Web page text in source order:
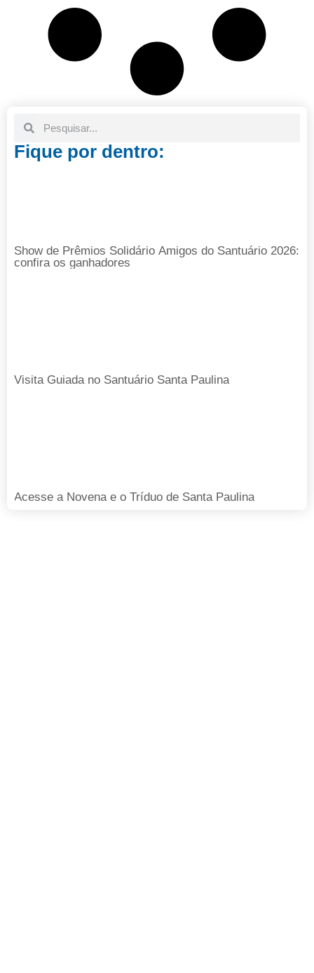
Fique por dentro:
Show de Prêmios Solidário Amigos do Santuário 2026:
confira os ganhadores
Visita Guiada no Santuário Santa Paulina
Acesse a Novena e o Tríduo de Santa Paulina